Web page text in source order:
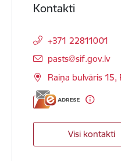
Kontakti
+371 22811001
E-pasts:
pasts@sif.gov.lv
Raiņa bulvāris 15,
Visi kontakti